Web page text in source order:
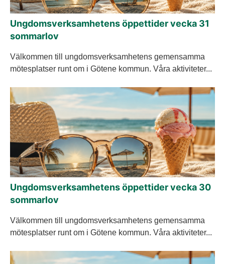
Ungdomsverksamhetens öppettider vecka 31
sommarlov
Välkommen till ungdomsverksamhetens gemensamma
mötesplatser runt om i Götene kommun. Våra aktiviteter...
Ungdomsverksamhetens öppettider vecka 30
sommarlov
Välkommen till ungdomsverksamhetens gemensamma
mötesplatser runt om i Götene kommun. Våra aktiviteter...